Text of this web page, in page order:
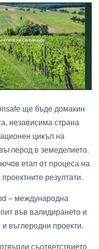
ще бъде домакин
независима страна
цикъл на
в земеделието.
етап от процеса на
резултати.
– международна
във валидирането и
въглеродни проекти.
съответствието